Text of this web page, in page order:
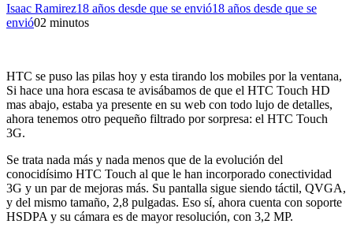
Isaac Ramirez18 años desde que se envió18 años desde que se
envió02 minutos
HTC se puso las pilas hoy y esta tirando los mobiles por la ventana,
Si hace una hora escasa te avisábamos de que el HTC Touch HD
mas abajo, estaba ya presente en su web con todo lujo de detalles,
ahora tenemos otro pequeño filtrado por sorpresa: el HTC Touch
3G.
Se trata nada más y nada menos que de la evolución del
conocidísimo HTC Touch al que le han incorporado conectividad
3G y un par de mejoras más. Su pantalla sigue siendo táctil, QVGA,
y del mismo tamaño, 2,8 pulgadas. Eso sí, ahora cuenta con soporte
HSDPA y su cámara es de mayor resolución, con 3,2 MP.